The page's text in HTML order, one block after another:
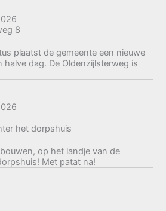
8
plaatst de gemeente een nieuwe
halve dag. De Oldenzijlsterweg is
het dorpshuis
op het landje van de
Met patat na!